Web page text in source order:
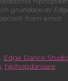
grundare av
fram emot
Edge Dance
hiphopdansare